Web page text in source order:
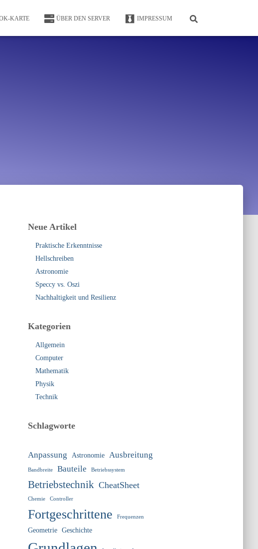
KARTE ÜBER DEN SERVER IMPRESSUM
Neue Artikel
Praktische Erkenntnisse
Hellschreiben
Astronomie
Speccy vs. Oszi
Nachhaltigkeit und Resilienz
Kategorien
Allgemein
Computer
Mathematik
Physik
Technik
Schlagworte
Anpassung Astronomie Ausbreitung
Bandbreite Bauteile Betriebssystem
Betriebstechnik CheatSheet
Chemie Controller
Fortgeschrittene Frequenzen
Geometrie Geschichte